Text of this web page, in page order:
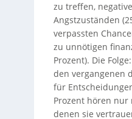
zu treffen,
Angstzuständen
verpassten
zu unnötigen
Prozent). Die
den vergangenen
für
Prozent hören nur
denen sie